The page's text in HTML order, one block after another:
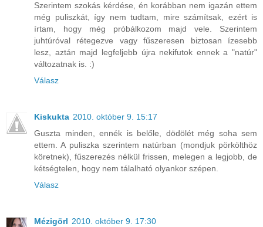
Szerintem szokás kérdése, én korábban nem igazán ettem
még puliszkát, így nem tudtam, mire számítsak, ezért is
írtam, hogy még próbálkozom majd vele. Szerintem
juhtúróval rétegezve vagy fűszeresen biztosan ízesebb
lesz, aztán majd legfeljebb újra nekifutok ennek a "natúr"
változatnak is. :)
Válasz
Kiskukta 2010. október 9. 15:17
Guszta minden, ennék is belőle, dödölét még soha sem
ettem. A puliszka szerintem natúrban (mondjuk pörkölthöz
köretnek), fűszerezés nélkül frissen, melegen a legjobb, de
kétségtelen, hogy nem tálalható olyankor szépen.
Válasz
Mézigörl 2010. október 9. 17:30